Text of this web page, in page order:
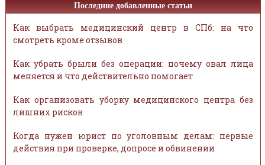
Последние добавленные статьи
Как выбрать медицинский центр в СПб: на что
смотреть кроме отзывов
Как убрать брыли без операции: почему овал лица
меняется и что действительно помогает
Как организовать уборку медицинского центра без
лишних рисков
Когда нужен юрист по уголовным делам: первые
действия при проверке, допросе и обвинении